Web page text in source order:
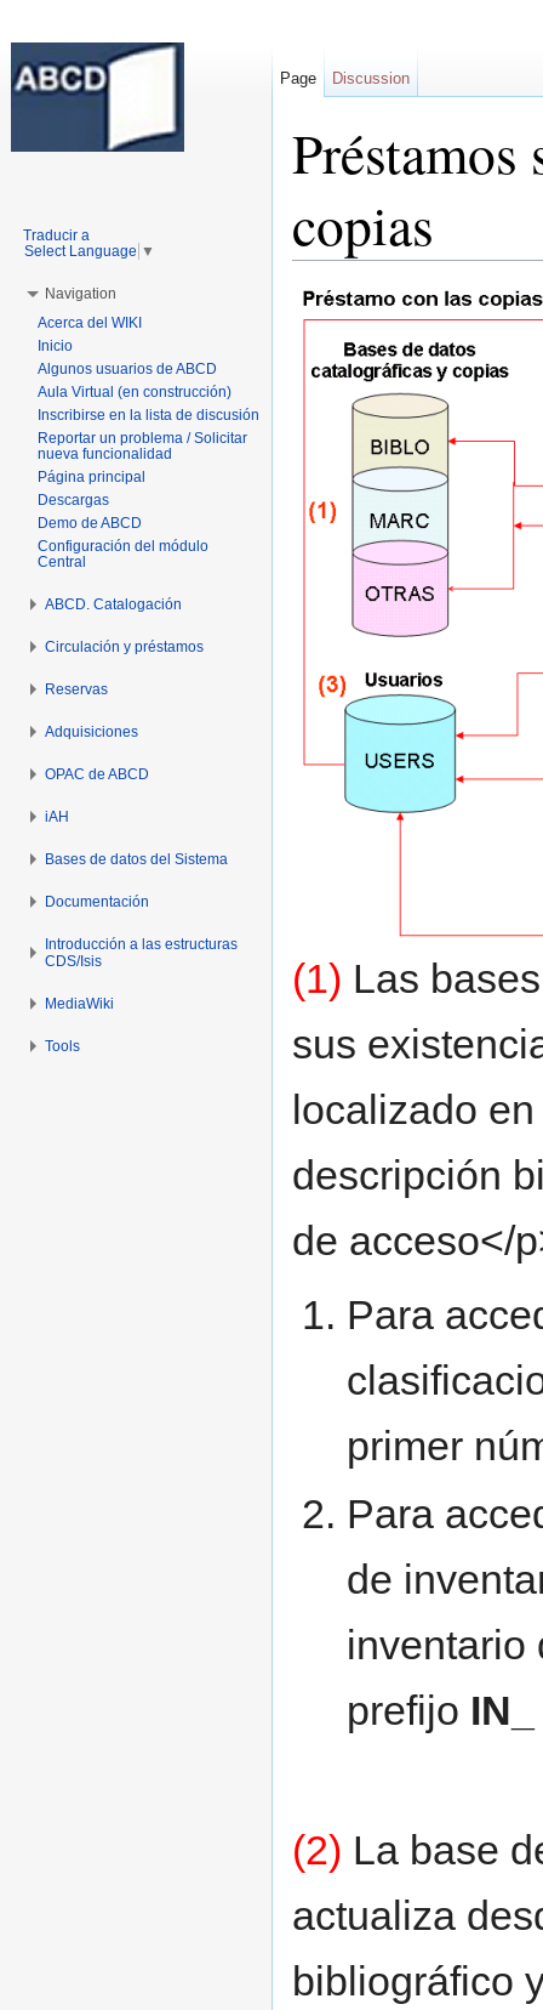
Préstamos
copias
(1) Las
sus
localizado
descripción
de acceso</
Para
primer
Para
de
inventario
prefijo IN_
(2) La base
actualiza
bibliográfico
Page Discussion
Traducir a
Select Language ▼
Navigation
Acerca del WIKI
Inicio
Algunos usuarios de ABCD
Aula Virtual (en construcción)
Inscribirse en la lista de discusión
Reportar un problema / Solicitar
nueva funcionalidad
Página principal
Descargas
Demo de ABCD
Configuración del módulo
Central
ABCD. Catalogación
Circulación y préstamos
Reservas
Adquisiciones
OPAC de ABCD
iAH
Bases de datos del Sistema
Documentación
Introducción a las estructuras
CDS/Isis
MediaWiki
Tools